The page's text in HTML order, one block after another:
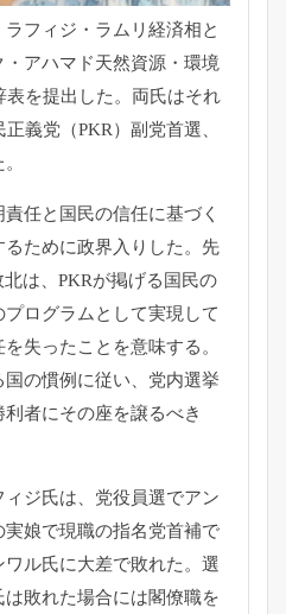
フィジ・ラムリ経済相と
アハマド天然資源・環境
を提出した。 両氏はそれ
義党（PKR）副党首選、
責任と国民の信任に基づく
るために政界入りした。先
は、 PKRが掲げる国民の
ログラムとして実現して
失ったことを意味する。
の慣例に従い、 党内選挙
者にその座を譲るべき
ジ氏は、党役員選でアン
実娘で現職の指名党首補で
ワル氏に大差で敗れた。 選
敗れた場合には閣僚職を